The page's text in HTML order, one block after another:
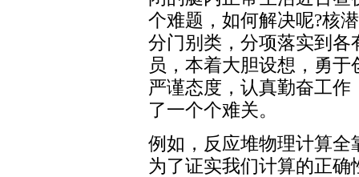
个难题，如何解决呢?核
分门别类，分项落实到
员，本着大胆设想，勇
严谨态度，认真勤奋工
了一个个难关。
例如，反应堆物理计算
为了证实我们计算的正确